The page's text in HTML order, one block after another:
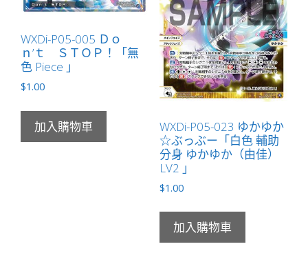
WXDi-P05-005 Ｄｏ
ｎ’ｔ ＳＴＯＰ！「無
色 Piece 」
$1.00
加入購物車
WXDi-P05-023 ゆかゆか
☆ぶっぶー「白色 輔助
分身 ゆかゆか（由佳）
LV2 」
$1.00
加入購物車